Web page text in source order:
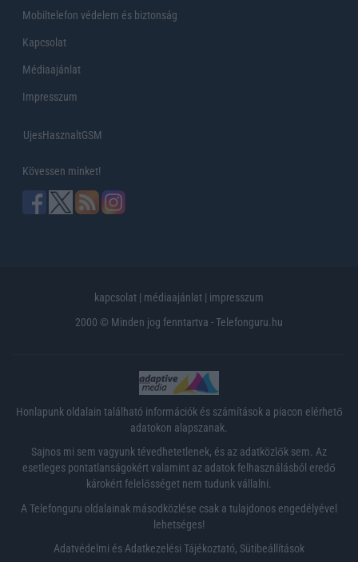
Mobiltelefon védelem és biztonság
Kapcsolat
Médiaajánlat
Impresszum
UjesHasznaltGSM
Kövessen minket!
kapcsolat | médiaajánlat | impresszum
2000 © Minden jog fenntartva - Telefonguru.hu
Honlapunk oldalain található információk és számítások a piacon elérhető
adatokon alapszanak.
Sajnos mi sem vagyunk tévedhetetlenek, és az adatközlők sem. Az
esetleges pontatlanságokért valamint az adatok felhasználásból eredő
károkért felelősséget nem tudunk vállalni.
A Telefonguru oldalainak másodközlése csak a tulajdonos engedélyével
lehetséges!
Adatvédelmi és Adatkezelési Tájékoztató, Sütibeállítások